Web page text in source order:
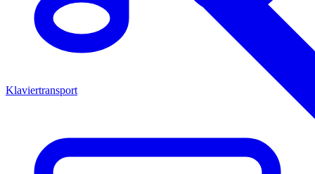
Klaviertransport